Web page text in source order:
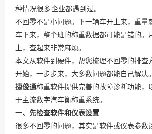
种情况很多企业都遇到过。
不回零不是小问题。下一辆车开上来，重量
车下来，整个班的称重数据都可能是错的。
上，查起来非常麻烦。
本文从软件到硬件，帮您梳理不回零的排查
开始，一步步来，大多数问题都能自己解决。
捷俊通称重软件提供完善的故障诊断功能，
于主流数字汽车衡称重系统。
一、先检查软件和仪表设置
很多不回零的问题，其实是软件或仪表参数